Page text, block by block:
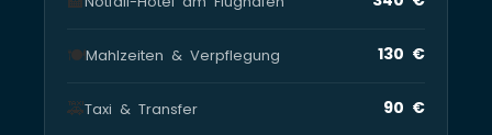
🍽️Mahlzeiten & Verpflegung 130 €
🚕Taxi & Transfer 90 €